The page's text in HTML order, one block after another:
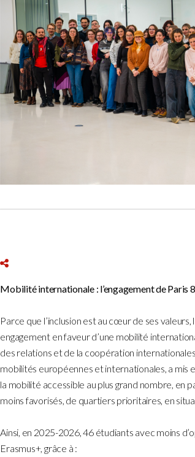
Mobilité internationale : l’engagement de Paris
Parce que l’inclusion est au cœur de ses
engagement en faveur d’une mobilité
des relations et de la coopération
mobilités européennes et internationales, a
la mobilité accessible au plus grand nombre, en
moins favorisés, de quartiers prioritaires, en
Ainsi, en 2025-2026, 46 étudiants avec moins
Erasmus+, grâce à :